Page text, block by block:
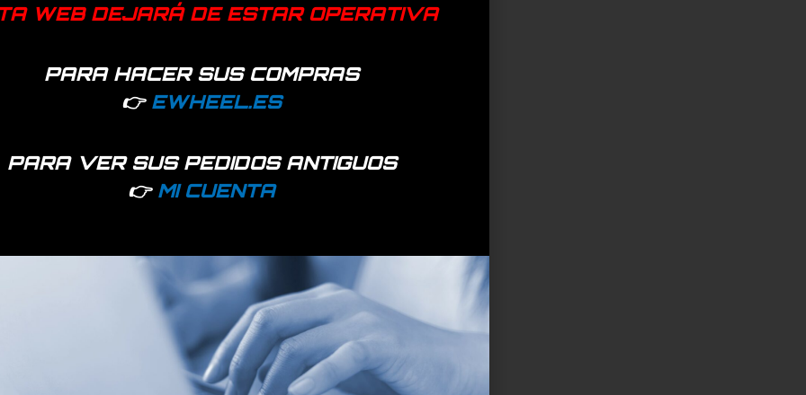
WEB DEJARÁ DE ESTAR OPERATIVA
PARA HACER SUS COMPRAS
👉 EWHEEL.ES
PARA VER SUS PEDIDOS ANTIGUOS
👉 MI CUENTA